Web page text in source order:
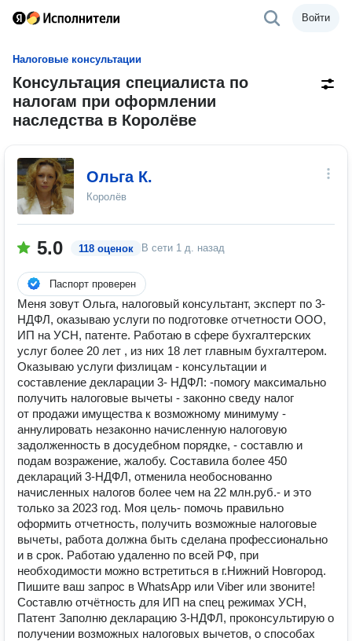
Войти
Налоговые консультации
Консультация специалиста по
налогам при оформлении
наследства в Королёве
Ольга К.
Королёв
5.0 118 оценок В сети 1 д. назад
Паспорт проверен
Меня зовут Ольга, налоговый консультант, эксперт по 3-
НДФЛ, оказываю услуги по подготовке отчетности ООО,
ИП на УСН, патенте. Работаю в сфере бухгалтерских
услуг более 20 лет , из них 18 лет главным бухгалтером.
Оказываю услуги физлицам - консультации и
составление декларации 3- НДФЛ: -помогу максимально
получить налоговые вычеты - законно сведу налог
от продажи имущества к возможному минимуму -
аннулировать незаконно начисленную налоговую
задолженность в досудебном порядке, - составлю и
подам возражение, жалобу. Составила более 450
деклараций 3-НДФЛ, отменила необоснованно
начисленных налогов более чем на 22 млн.руб.- и это
только за 2023 год. Моя цель- помочь правильно
оформить отчетность, получить возможные налоговые
вычеты, работа должна быть сделана профессионально
и в срок. Работаю удаленно по всей РФ, при
необходимости можно встретиться в г.Нижний Новгород.
Пишите ваш запрос в WhatsApp или Viber или звоните!
Составлю отчётность для ИП на спец режимах УСН,
Патент Заполню декларацию 3-НДФЛ, проконсультирую о
получении возможных налоговых вычетов, о способах